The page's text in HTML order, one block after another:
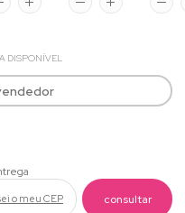
DISPONÍVEL
o meu CEP